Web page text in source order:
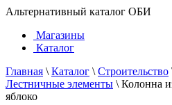
Альтернативный каталог ОБИ
Магазины
Каталог
Главная \ Каталог \ Строительство
Лестничные элементы \ Колонна
яблоко